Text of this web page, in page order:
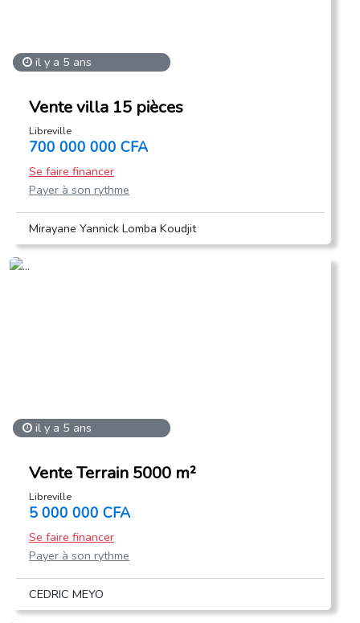
il y a 5 ans
Vente villa 15 pièces
Libreville
700 000 000 CFA
Se faire financer
Payer à son rythme
Mirayane Yannick Lomba Koudjit
il y a 5 ans
Vente Terrain 5000 m²
Libreville
5 000 000 CFA
Se faire financer
Payer à son rythme
CEDRIC MEYO